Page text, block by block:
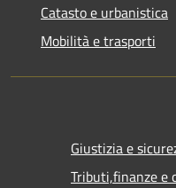
Catasto e urbanistica
Mobilità e trasporti
Giustizia e
Tributi,finanze e